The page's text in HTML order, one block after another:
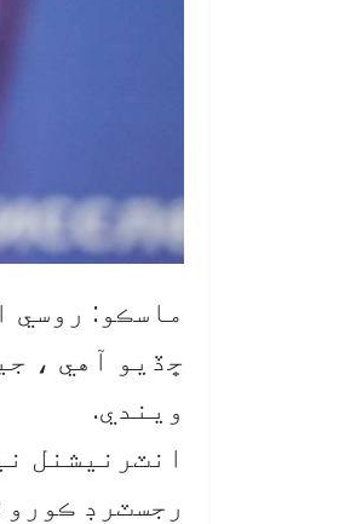
ماسڪو: روسي
ويندي.
انٽرنيشنل
رجسٽرڊ